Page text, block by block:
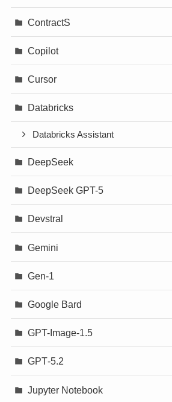
ContractS
Copilot
Cursor
Databricks
Databricks Assistant
DeepSeek
DeepSeek GPT-5
Devstral
Gemini
Gen-1
Google Bard
GPT-Image-1.5
GPT‐5.2
Jupyter Notebook